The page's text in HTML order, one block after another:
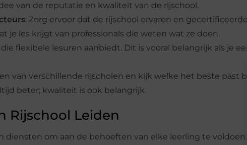
van de reputatie en kwaliteit van de rijschool.
: Zorg ervoor dat de rijschool ervaren en
je les krijgt van professionals die weten wat ze doen.
die flexibele lesuren aanbiedt. Dit is vooral belangrijk als je
van verschillende rijscholen en kijk welke het beste past
beter; kwaliteit is ook belangrijk.
Rijschool Leiden
diensten om aan de behoeften van elke leerling te voldoen.